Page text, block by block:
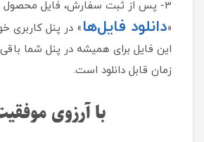
3- پس از ثبت سفارش، فایل محصول
«دانلود فایل‌ها» در پنل کاربری
این فایل برای همیشه در پنل شما
زمان قابل دانلود است.
با آرزوی